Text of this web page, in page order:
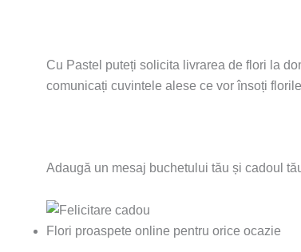
Cu Pastel puteți solicita livrarea de flori la
comunicați cuvintele alese ce vor însoți
Adaugă un mesaj buchetului tău și cadoul
Flori proaspete online pentru orice ocazie